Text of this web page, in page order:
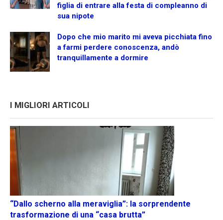
figlia di entrare alla festa di compleanno di
sua nipote
Dopo che mio marito mi aveva picchiata fino
a farmi perdere conoscenza, andò
tranquillamente a dormire
I MIGLIORI ARTICOLI
“Dallo scherno alla meraviglia”: la sorprendente
trasformazione di una “casa brutta”